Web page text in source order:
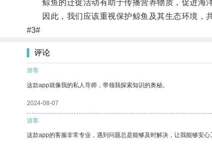
鲸鱼的迁徙活动有助于传播营养物质，促进海
因此，我们应该重视保护鲸鱼及其生态环境，共
#3#
评论
游客
这款app就像我的私人导师，带领我探索知识的奥秘。
2024-08-07
游客
这款app的客服非常专业，遇到问题总是能够及时解决，让我能够安心